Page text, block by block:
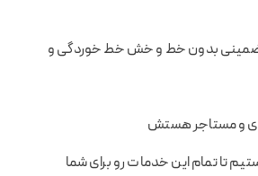
بدون خط و خش خط خوردگی و
و مستاجر هستش
تا تمام این خدمات رو برای شما